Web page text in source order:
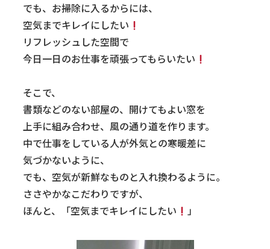
でも、お掃除に入るからには、
空気までキレイにしたい
リフレッシュした空間で
今日一日のお仕事を頑張ってもらいたい
そこで、
書類などのない部屋の、開けてもよい窓を
上手に組み合わせ、風の通り道を作ります。
中で仕事をしている人が外気との寒暖差に
気づかないように、
でも、空気が新鮮なものと入れ換わるように。
ささやかなこだわりですが、
ほんと、「空気までキレイにしたい
」